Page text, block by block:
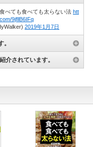
べても食べても太らない法 htt
9jfllB6IFq
2019年1月7日
介されています。